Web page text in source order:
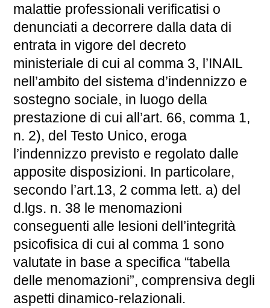
malattie professionali verificatisi o
denunciati a decorrere dalla data di
entrata in vigore del decreto
ministeriale di cui al comma 3, l’INAIL
nell’ambito del sistema d’indennizzo e
sostegno sociale, in luogo della
prestazione di cui all’art. 66, comma 1,
n. 2), del Testo Unico, eroga
l’indennizzo previsto e regolato dalle
apposite disposizioni. In particolare,
secondo l’art.13, 2 comma lett. a) del
d.lgs. n. 38 le menomazioni
conseguenti alle lesioni dell’integrità
psicofisica di cui al comma 1 sono
valutate in base a specifica “tabella
delle menomazioni”, comprensiva degli
aspetti dinamico-relazionali.